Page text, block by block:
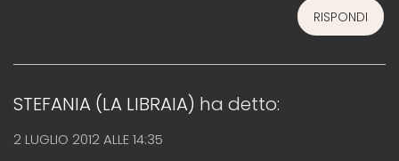
RISPONDI
STEFANIA (LA LIBRAIA) ha detto:
2 LUGLIO 2012 ALLE 14:35